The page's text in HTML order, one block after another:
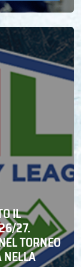
IL
27.
TORNEO
NELLA